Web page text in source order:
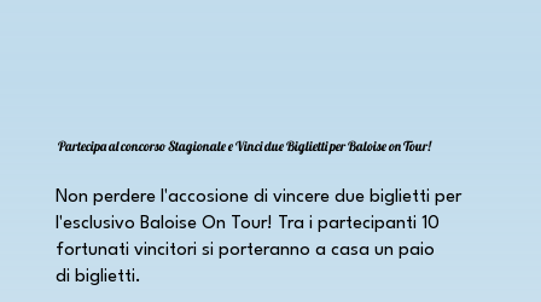
Partecipa al concorso Stagionale e Vinci due Biglietti per Baloise on Tour!
Non perdere l'accosione di vincere due biglietti per
l'esclusivo Baloise On Tour! Tra i partecipanti 10
fortunati vincitori si porteranno a casa un paio
di biglietti.